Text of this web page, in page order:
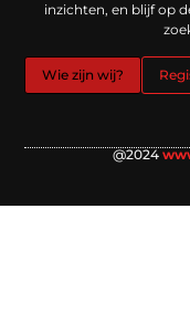
inzichten, en blijf op
Wie zijn wij?
@2024